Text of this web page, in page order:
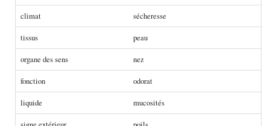
climat
sécheresse
tissus
peau
organe des sens
nez
fonction
odorat
liquide
mucosités